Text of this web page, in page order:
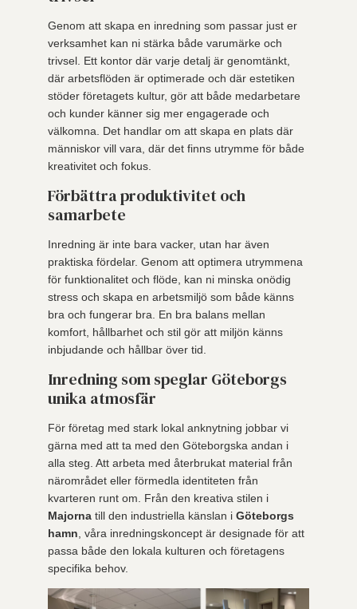
Genom att skapa en inredning som passar just er
verksamhet kan ni stärka både varumärke och
trivsel. Ett kontor där varje detalj är genomtänkt,
där arbetsflöden är optimerade och där estetiken
stöder företagets kultur, gör att både medarbetare
och kunder känner sig mer engagerade och
välkomna. Det handlar om att skapa en plats där
människor vill vara, där det finns utrymme för både
kreativitet och fokus.
Förbättra produktivitet och
samarbete
Inredning är inte bara vacker, utan har även
praktiska fördelar. Genom att optimera utrymmena
för funktionalitet och flöde, kan ni minska onödig
stress och skapa en arbetsmiljö som både känns
bra och fungerar bra. En bra balans mellan
komfort, hållbarhet och stil gör att miljön känns
inbjudande och hållbar över tid.
Inredning som speglar Göteborgs
unika atmosfär
För företag med stark lokal anknytning jobbar vi
gärna med att ta med den Göteborgska andan i
alla steg. Att arbeta med återbrukat material från
närområdet eller förmedla identiteten från
kvarteren runt om. Från den kreativa stilen i
Majorna till den industriella känslan iGöteborgs
hamn, våra inredningskoncept är designade för att
passa både den lokala kulturen och företagens
specifika behov.